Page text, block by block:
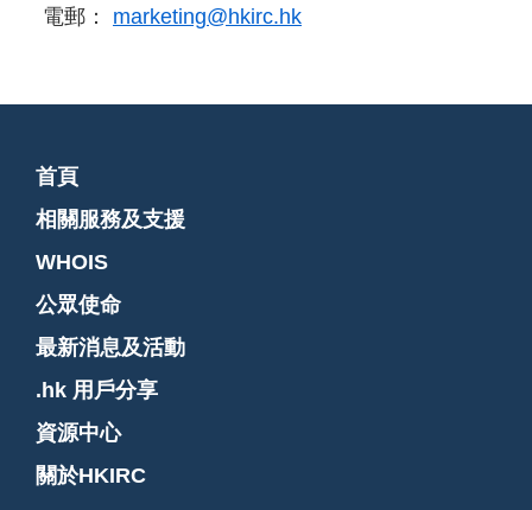
電郵： marketing@hkirc.hk
首頁
相關服務及支援
WHOIS
公眾使命
最新消息及活動
.hk 用戶分享
資源中心
關於HKIRC